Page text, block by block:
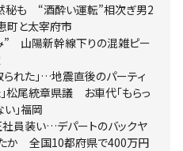
黙秘も “酒酔い運転”相次ぎ男2
と太宰府市
” 山陽新幹線下りの混雑ピー
られた」…地震直後のパーティ
松尾統章県議 お車代「もらっ
」福岡
員装い…デパートのバックヤ
か 全国10都府県で400万円